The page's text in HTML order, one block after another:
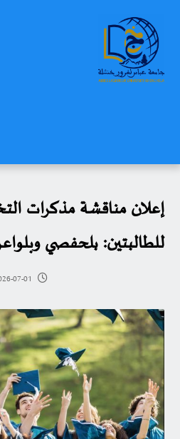
إعلان مناقشة مذكرات
للطالبتين: بلحفصي
07-01